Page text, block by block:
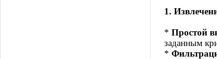
1.
* Простой
заданным
*